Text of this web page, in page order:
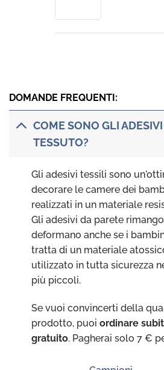
DOMANDE FREQUENTI:
COME SONO GLI
TESSUTO?
Gli adesivi tessili sono
decorare le camere dei
realizzati in un materiale
Gli adesivi da parete
deformano anche se i
tratta di un materiale
utilizzato in tutta sicurezza
più piccoli.
Se vuoi convincerti della
prodotto, puoi ordinare
gratuito. Pagherai solo 7 €